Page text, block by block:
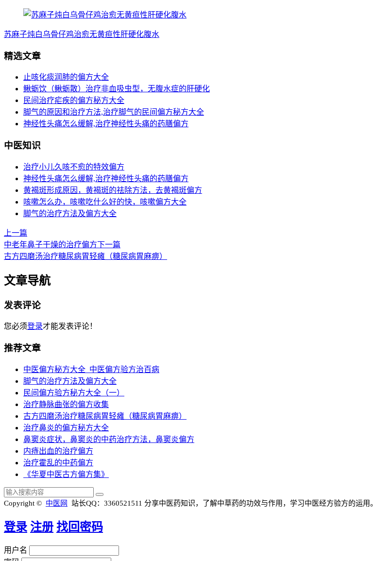
苏麻子炖白乌骨仔鸡治愈无黄疸性肝硬化腹水
精选文章
止咳化痰润肺的偏方大全
鳅蛎饮（鳅蛎散）治疗非血吸虫型，无腹水症的肝硬化
民间治疗疟疾的偏方秘方大全
脚气的原因和治疗方法,治疗脚气的民间偏方秘方大全
神经性头痛怎么缓解,治疗神经性头痛的药膳偏方
中医知识
治疗小儿久咳不愈的特效偏方
神经性头痛怎么缓解,治疗神经性头痛的药膳偏方
黄褐斑形成原因，黄褐斑的祛除方法，去黄褐斑偏方
咳嗽怎么办，咳嗽吃什么好的快，咳嗽偏方大全
脚气的治疗方法及偏方大全
上一篇
中老年鼻子干燥的治疗偏方下一篇
古方四磨汤治疗糖尿病胃轻瘫（糖尿病胃麻痹）
文章导航
发表评论
您必须登录才能发表评论！
推荐文章
中医偏方秘方大全_中医偏方验方治百病
脚气的治疗方法及偏方大全
民间偏方验方秘方大全（一）
治疗静脉曲张的偏方收集
古方四磨汤治疗糖尿病胃轻瘫（糖尿病胃麻痹）
治疗鼻炎的偏方秘方大全
鼻窦炎症状，鼻窦炎的中药治疗方法，鼻窦炎偏方
内痔出血的治疗偏方
治疗霍乱的中药偏方
《华夏中医古方偏方集》
Copyright © 中医网 站长QQ：3360521511 分享中医药知识，了解中草药的功效与作用，学习中医经方验方的运用。
登录 注册 找回密码
用户名